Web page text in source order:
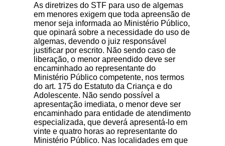
As diretrizes do STF para uso de algemas
em menores exigem que toda apreensão de
menor seja informada ao Ministério Público,
que opinará sobre a necessidade do uso de
algemas, devendo o juiz responsável
justificar por escrito. Não sendo caso de
liberação, o menor apreendido deve ser
encaminhado ao representante do
Ministério Público competente, nos termos
do art. 175 do Estatuto da Criança e do
Adolescente. Não sendo possível a
apresentação imediata, o menor deve ser
encaminhado para entidade de atendimento
especializada, que deverá apresentá-lo em
vinte e quatro horas ao representante do
Ministério Público. Nas localidades em que